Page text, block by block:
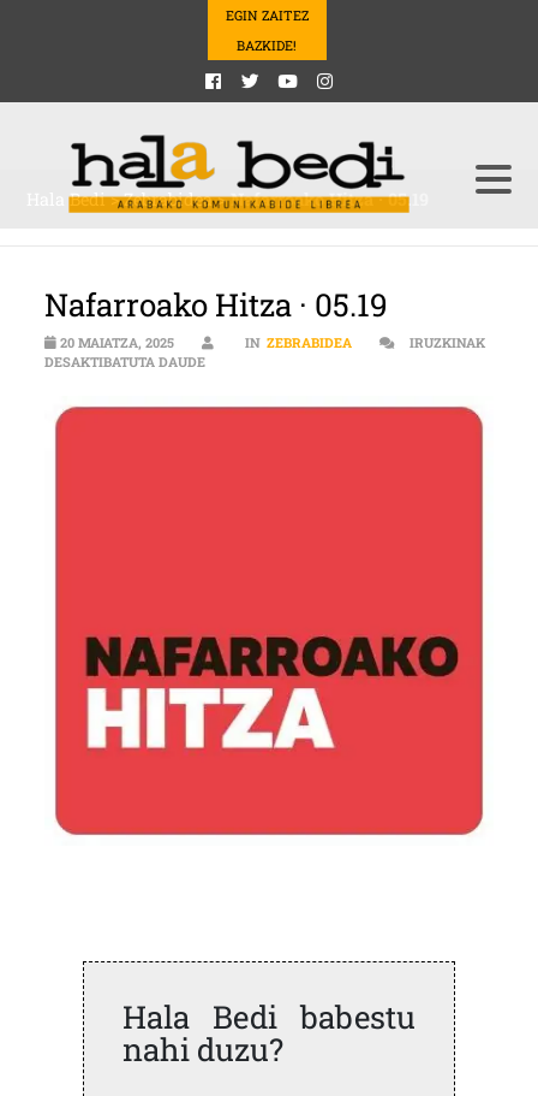
EGIN ZAITEZ
BAZKIDE!
Hala Bedi>Zebrabidea>Nafarroako Hitza · 05.19
Nafarroako Hitza · 05.19
20 MAIATZA, 2025 IN ZEBRABIDEA
IRUZKINAK
DESAKTIBATUTA DAUDENAFARROAKO HITZA · 05.19 SARRERAN
Hala Bedi babestu
nahi duzu?